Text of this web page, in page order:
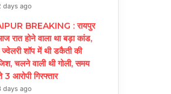
days ago
BREAKING : रायपुर
रात होने वाला था बड़ा कांड,
शॉप में थी डकैती की
चलने वाली थी गोली, समय
3 आरोपी गिरफ्तार
days ago